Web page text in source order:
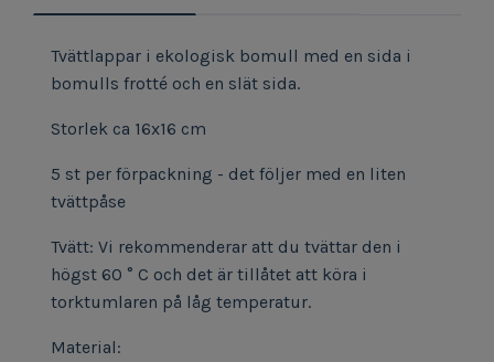
Tvättlappar i ekologisk bomull med en sida i
bomulls frotté och en slät sida.
Storlek ca 16x16 cm
5 st per förpackning - det följer med en liten
tvättpåse
Tvätt: Vi rekommenderar att du tvättar den i
högst 60 ° C och det är tillåtet att köra i
torktumlaren på låg temperatur.
Material: